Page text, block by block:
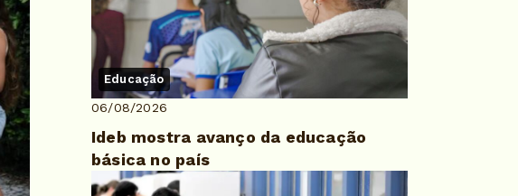
Educação
06/08/2026
Ideb mostra avanço da educação
básica no país